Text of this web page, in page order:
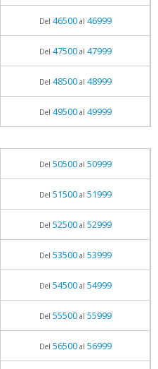
Del 46500al 46999
Del 47500al 47999
Del 48500al 48999
Del 49500al 49999
Del 50500al 50999
Del 51500al 51999
Del 52500al 52999
Del 53500al 53999
Del 54500al 54999
Del 55500al 55999
Del 56500al 56999